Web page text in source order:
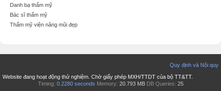
Danh bạ thẩm mỹ
Bác sĩ thẩm mỹ
Thẩm mỹ viện nâng mũi đẹp
Quy định và Nội quy
Website đang hoạt động thử nghiệm. Chờ giấy phép MXH/TTDT của bộ TT&TT.
Timing: 0.2280 seconds Memory: 20.793 MB DB Queries: 25